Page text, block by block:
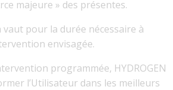
majeure » des présentes.
vaut pour la durée nécessaire à
envisagée.
programmée, HYDROGEN
l’Utilisateur dans les meilleurs